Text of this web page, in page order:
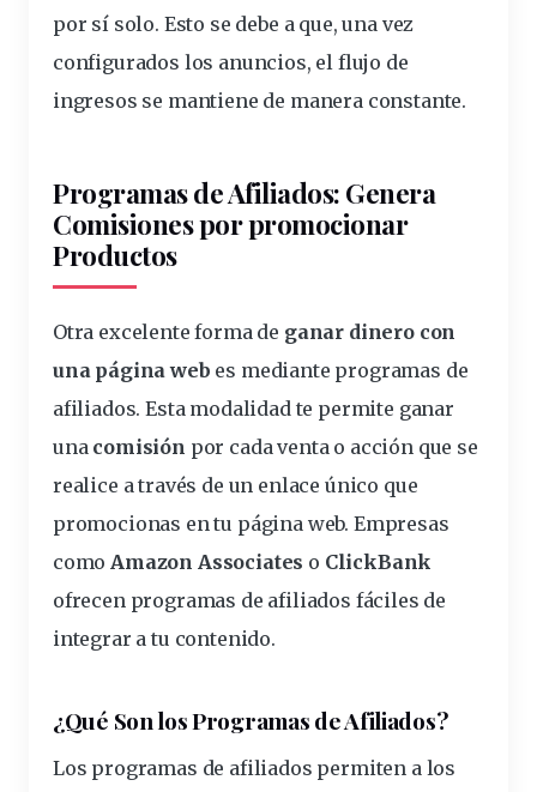
por sí solo. Esto se debe a que, una vez
configurados los anuncios, el flujo de
ingresos se mantiene de manera constante.
Programas de Afiliados: Genera
Comisiones porpromocionar
Productos
Otra excelente forma de ganar dinero con
una página web es mediante programas de
afiliados. Esta modalidad te permite ganar
una comisión por cada venta o acción que se
realice a través de un enlace único que
promocionas en tu página web. Empresas
como Amazon Associates o ClickBank
ofrecen programas de afiliados fáciles de
integrar a tu contenido.
¿Qué Son los Programas de Afiliados?
Los programas de afiliados permiten a los